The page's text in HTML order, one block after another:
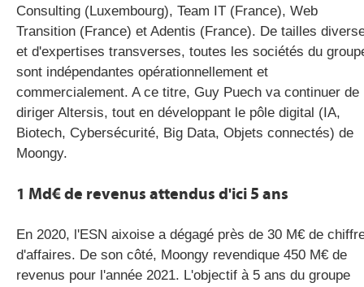
Consulting (Luxembourg), Team IT (France), Web
Transition (France) et Adentis (France). De tailles
et d'expertises transverses, toutes les sociétés du
sont indépendantes opérationnellement et
commercialement. A ce titre, Guy Puech va continuer de
diriger Altersis, tout en développant le pôle digital (IA,
Biotech, Cybersécurité, Big Data, Objets connectés) de
Moongy.
1 Md€ de revenus attendus d'ici 5 ans
En 2020, l'ESN aixoise a dégagé près de 30 M€ de
d'affaires. De son côté, Moongy revendique 450 M€ de
revenus pour l'année 2021. L'objectif à 5 ans du groupe